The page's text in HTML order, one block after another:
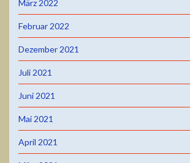
März 2022
Februar 2022
Dezember 2021
Juli 2021
Juni 2021
Mai 2021
April 2021